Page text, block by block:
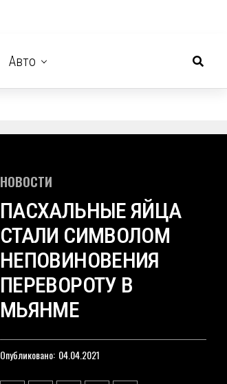
Авто
НОВОСТИ
ПАСХАЛЬНЫЕ ЯЙЦА
СТАЛИ СИМВОЛОМ
НЕПОВИНОВЕНИЯ
ПЕРЕВОРОТУ В
МЬЯНМЕ
Опубликовано: 04.04.2021